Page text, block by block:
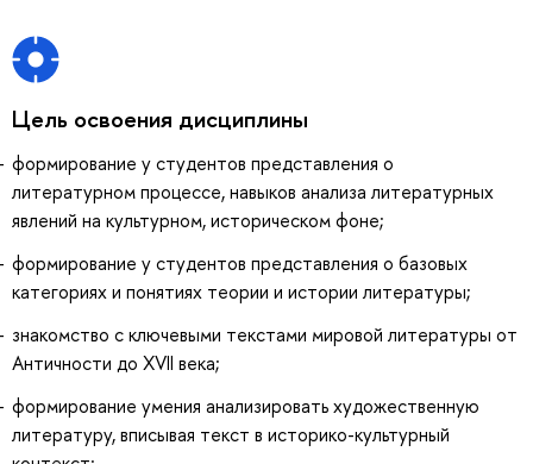
Цель освоения дисциплины
формирование у студентов представления о
литературном процессе, навыков анализа литературных
явлений на культурном, историческом фоне;
формирование у студентов представления о базовых
категориях и понятиях теории и истории литературы;
знакомство с ключевыми текстами мировой литературы от
Античности до XVII века;
формирование умения анализировать художественную
литературу, вписывая текст в историко-культурный